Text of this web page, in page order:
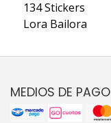
134 Stickers
Lora Bailora
MEDIOS DE PAGO